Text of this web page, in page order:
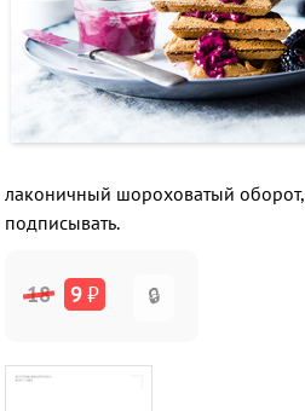
лаконичный шороховатый
подписывать.
18 9₽ 🔒